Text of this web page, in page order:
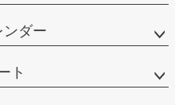
ンダー
ト